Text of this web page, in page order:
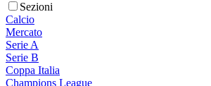
Sezioni
Calcio
Mercato
Serie A
Serie B
Coppa Italia
Champions League